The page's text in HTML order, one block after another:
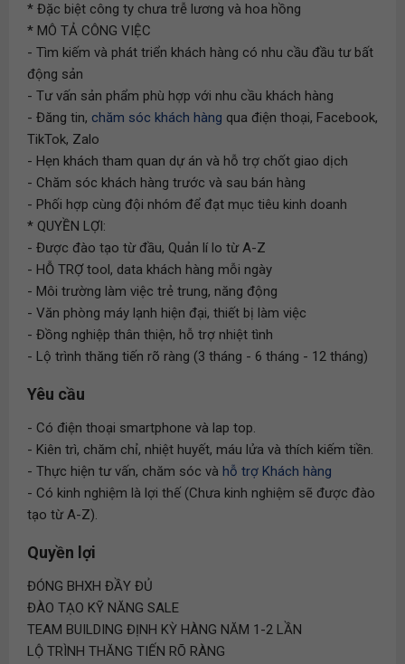
* Đặc biệt công ty chưa trễ lương và hoa hồng
* MÔ TẢ CÔNG VIỆC
- Tìm kiếm và phát triển khách hàng có nhu cầu đầu tư bất
động sản
- Tư vấn sản phẩm phù hợp với nhu cầu khách hàng
- Đăng tin, chăm sóc khách hàng qua điện thoại, Facebook,
TikTok, Zalo
- Hẹn khách tham quan dự án và hỗ trợ chốt giao dịch
- Chăm sóc khách hàng trước và sau bán hàng
- Phối hợp cùng đội nhóm để đạt mục tiêu kinh doanh
* QUYỀN LỢI:
- Được đào tạo từ đầu, Quản lí lo từ A-Z
- HỖ TRỢ tool, data khách hàng mỗi ngày
- Môi trường làm việc trẻ trung, năng động
- Văn phòng máy lạnh hiện đại, thiết bị làm việc
- Đồng nghiệp thân thiện, hỗ trợ nhiệt tình
- Lộ trình thăng tiến rõ ràng (3 tháng - 6 tháng - 12 tháng)
Yêu cầu
- Có điện thoại smartphone và lap top.
- Kiên trì, chăm chỉ, nhiệt huyết, máu lửa và thích kiếm tiền.
- Thực hiện tư vấn, chăm sóc và hỗ trợ Khách hàng
- Có kinh nghiệm là lợi thế (Chưa kinh nghiệm sẽ được đào
tạo từ A-Z).
Quyền lợi
ĐÓNG BHXH ĐẦY ĐỦ
ĐÀO TẠO KỸ NĂNG SALE
TEAM BUILDING ĐỊNH KỲ HÀNG NĂM 1-2 LẦN
LỘ TRÌNH THĂNG TIẾN RÕ RÀNG